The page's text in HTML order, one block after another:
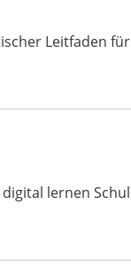
Leitfaden
lernen